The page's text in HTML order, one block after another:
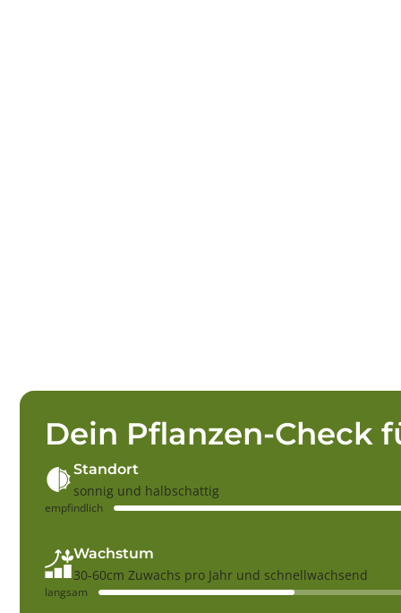
Dein Pflanzen-Check
Standort
sonnig und halbschattig
empfindlich
Wachstum
30-60cm Zuwachs pro Jahr und schnellwachsend
langsam